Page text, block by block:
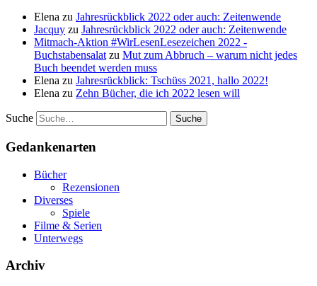
Elena zu Jahresrückblick 2022 oder auch: Zeitenwende
Jacquy zu Jahresrückblick 2022 oder auch: Zeitenwende
Mitmach-Aktion #WirLesenLesezeichen 2022 -
Buchstabensalat zu Mut zum Abbruch – warum nicht jedes
Buch beendet werden muss
Elena zu Jahresrückblick: Tschüss 2021, hallo 2022!
Elena zu Zehn Bücher, die ich 2022 lesen will
Suche
Gedankenarten
Bücher
Rezensionen
Diverses
Spiele
Filme & Serien
Unterwegs
Archiv